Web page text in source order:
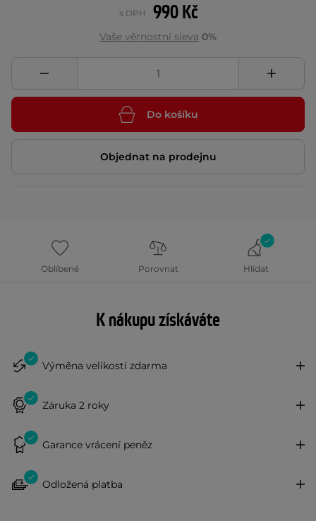
990 Kč
s DPH
Vaše věrnostní sleva 0%
Do košíku
Objednat na prodejnu
Oblíbené Porovnat Hlídat
K nákupu získáváte
Výměna velikosti zdarma
Záruka 2 roky
Garance vrácení peněz
Odložená platba